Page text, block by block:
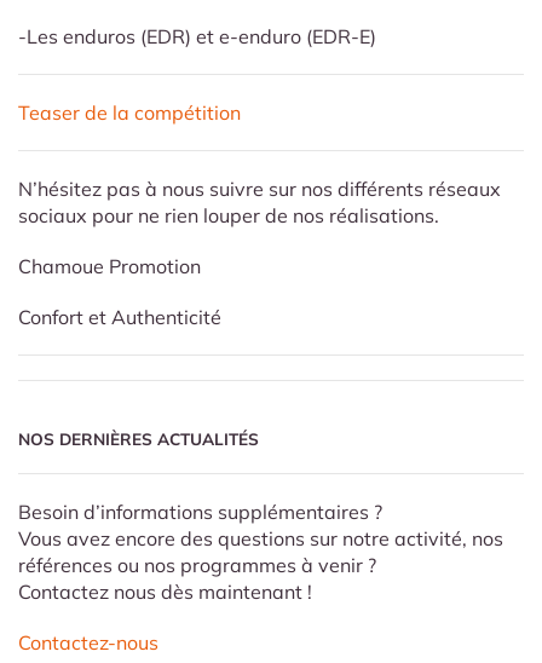
-Les enduros (EDR) et e-enduro (EDR-E)
Teaser de la compétition
N’hésitez pas à nous suivre sur nos différents réseaux
sociaux pour ne rien louper de nos réalisations.
Chamoue Promotion
Confort et Authenticité
NOS DERNIÈRES ACTUALITÉS
Besoin d’informations supplémentaires ?
Vous avez encore des questions sur notre activité, nos
références ou nos programmes à venir ?
Contactez nous dès maintenant !
Contactez-nous